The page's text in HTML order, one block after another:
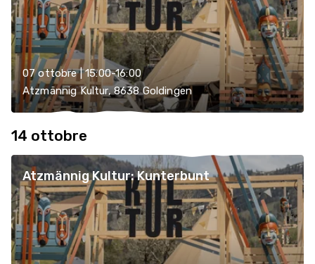
07 ottobre | 15:00-16:00
Atzmännig Kultur, 8638 Goldingen
14 ottobre
Atzmännig Kultur: Kunterbunt